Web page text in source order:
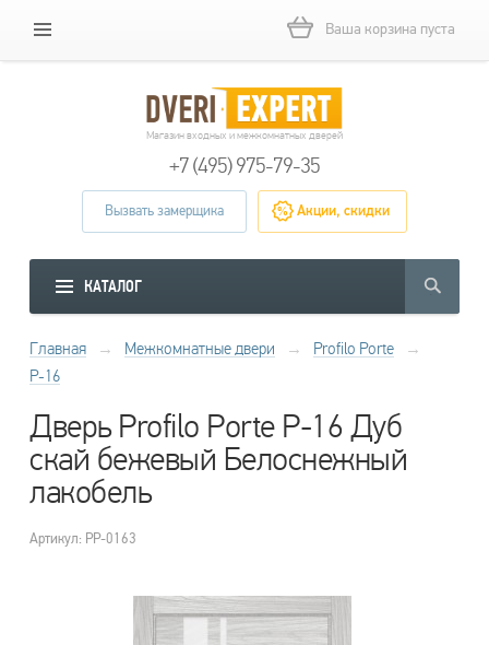
Ваша корзина пуста
Магазин входных и межкомнатных дверей
+7 (495) 975-79-35
Вызвать замерщика Акции, скидки
КАТАЛОГ
Главная → Межкомнатные двери → Profilo Porte
→
P-16
Дверь Profilo Porte P-16 Дуб
скай бежевый Белоснежный
лакобель
Артикул: PP-0163